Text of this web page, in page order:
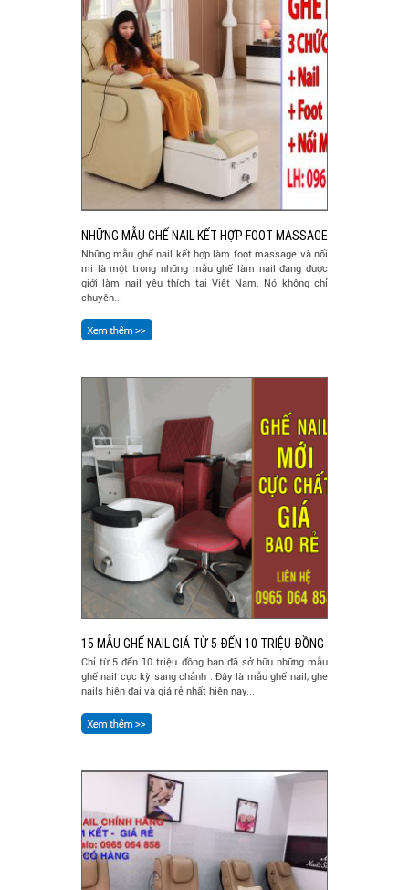
NHỮNG MẪU GHẾ NAIL KẾT HỢP FOOT MASSAGE
Những mẫu ghế nail kết hợp làm foot massage và nối
mi là một trong những mẫu ghế làm nail đang được
giới làm nail yêu thích tại Việt Nam. Nó không chỉ
chuyên...
15 MẪU GHẾ NAIL GIÁ TỪ 5 ĐẾN 10 TRIỆU ĐỒNG
Chỉ từ 5 đến 10 triệu đồng bạn đã sở hữu những mẫu
ghế nail cực kỳ sang chảnh . Đây là mẫu ghế nail, ghe
nails hiện đại và giá rẻ nhất hiện nay...